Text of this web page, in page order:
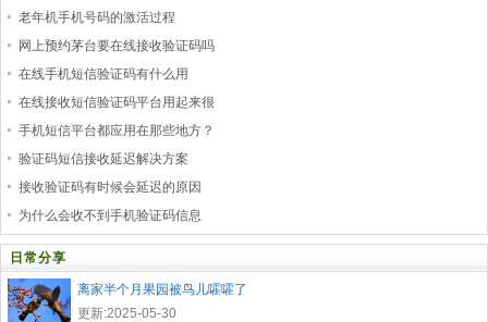
老年机手机号码的激活过程
网上预约茅台要在线接收验证码吗
在线手机短信验证码有什么用
在线接收短信验证码平台用起来很
手机短信平台都应用在那些地方？
验证码短信接收延迟解决方案
接收验证码有时候会延迟的原因
为什么会收不到手机验证码信息
日常分享
离家半个月果园被鸟儿嚯嚯了
更新:2025-05-30